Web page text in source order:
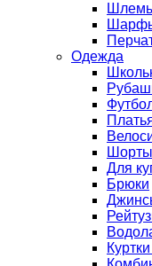
Одежда
Шорты
Для
Брюки